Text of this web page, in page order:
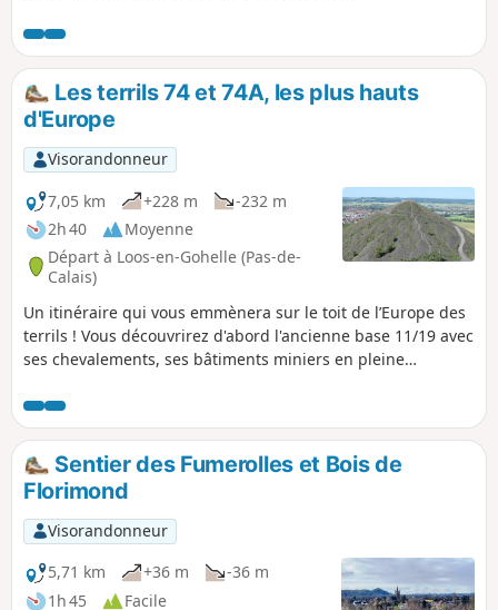
sont appelés les noyelloises et noyellois et la
commune fut décorée de la croix de guerre
en septembre 1920
Les terrils 74 et 74A, les plus hauts
d'Europe
Visorandonneur
7,05 km
+228 m
-232 m
2h 40
Moyenne
Départ à Loos-en-Gohelle (Pas-de-
Calais)
Un itinéraire qui vous emmènera sur le toit de l’Europe des
terrils ! Vous découvrirez d'abord l'ancienne base 11/19 avec
ses chevalements, ses bâtiments miniers en pleine
agréables en sous-bois.
Sentier des Fumerolles et Bois de
Florimond
Visorandonneur
5,71 km
+36 m
-36 m
1h 45
Facile